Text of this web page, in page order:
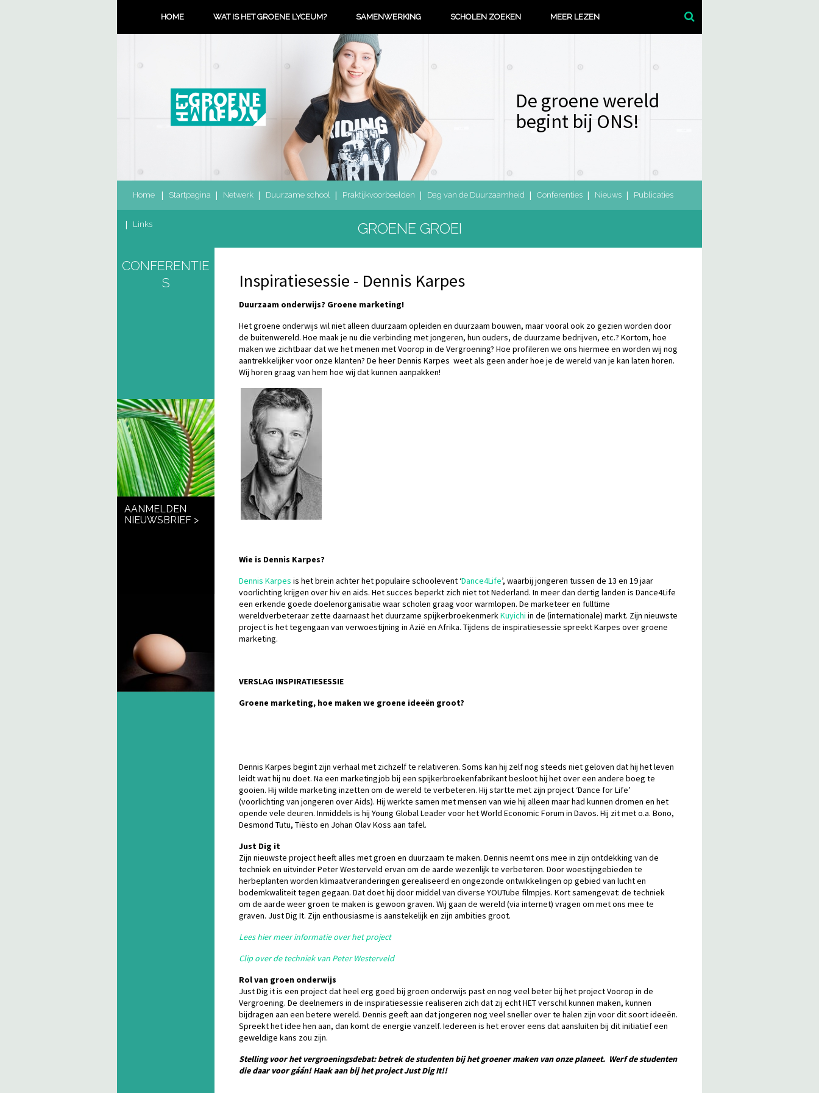
HOME WAT IS HET GROENE LYCEUM? SAMENWERKING SCHOLEN ZOEKEN MEER LEZEN
De groene wereld
begint bij ONS!
Home Startpagina Netwerk Duurzame school Praktijkvoorbeelden Dag van de Duurzaamheid Conferenties Nieuws Publicaties
Links GROENE GROEI
CONFERENTIE
S
AANMELDEN
NIEUWSBRIEF >
Inspiratiesessie - Dennis Karpes
Duurzaam onderwijs? Groene marketing!
Het groene onderwijs wil niet alleen duurzaam opleiden en duurzaam bouwen, maar vooral ook zo gezien worden door
de buitenwereld. Hoe maak je nu die verbinding met jongeren, hun ouders, de duurzame bedrijven, etc.? Kortom, hoe
maken we zichtbaar dat we het menen met Voorop in de Vergroening? Hoe profileren we ons hiermee en worden wij nog
aantrekkelijker voor onze klanten? De heer Dennis Karpes weet als geen ander hoe je de wereld van je kan laten horen.
Wij horen graag van hem hoe wij dat kunnen aanpakken!
Wie is Dennis Karpes?
Dennis Karpes is het brein achter het populaire schoolevent ‘Dance4Life’, waarbij jongeren tussen de 13 en 19 jaar
voorlichting krijgen over hiv en aids. Het succes beperkt zich niet tot Nederland. In meer dan dertig landen is Dance4Life
een erkende goede doelenorganisatie waar scholen graag voor warmlopen. De marketeer en fulltime
wereldverbeteraar zette daarnaast het duurzame spijkerbroekenmerkKuyichi in de (internationale) markt. Zijn nieuwste
project is het tegengaan van verwoestijning in Azië en Afrika. Tijdens de inspiratiesessie spreekt Karpes over groene
marketing.
VERSLAG INSPIRATIESESSIE
Groene marketing, hoe maken we groene ideeën groot?
Dennis Karpes begint zijn verhaal met zichzelf te relativeren. Soms kan hij zelf nog steeds niet geloven dat hij het leven
leidt wat hij nu doet. Na een marketingjob bij een spijkerbroekenfabrikant besloot hij het over een andere boeg te
gooien. Hij wilde marketing inzetten om de wereld te verbeteren. Hij startte met zijn project ‘Dance for Life’
(voorlichting van jongeren over Aids). Hij werkte samen met mensen van wie hij alleen maar had kunnen dromen en het
opende vele deuren. Inmiddels is hij Young Global Leader voor het World Economic Forum in Davos. Hij zit met o.a. Bono,
Desmond Tutu, Tiësto en Johan Olav Koss aan tafel.
Just Dig it
Zijn nieuwste project heeft alles met groen en duurzaam te maken. Dennis neemt ons mee in zijn ontdekking van de
techniek en uitvinder Peter Westerveld ervan om de aarde wezenlijk te verbeteren. Door woestijngebieden te
herbeplanten worden klimaatveranderingen gerealiseerd en ongezonde ontwikkelingen op gebied van lucht en
bodemkwaliteit tegen gegaan. Dat doet hij door middel van diverse YOUTube filmpjes. Kort samengevat: de techniek
om de aarde weer groen te maken is gewoon graven. Wij gaan de wereld (via internet) vragen om met ons mee te
graven. Just Dig It. Zijn enthousiasme is aanstekelijk en zijn ambities groot.
Lees hier meer informatie over het project
Clip over de techniek van Peter Westerveld
Rol van groen onderwijs
Just Dig it is een project dat heel erg goed bij groen onderwijs past en nog veel beter bij het project Voorop in de
Vergroening. De deelnemers in de inspiratiesessie realiseren zich dat zij echt HET verschil kunnen maken, kunnen
bijdragen aan een betere wereld. Dennis geeft aan dat jongeren nog veel sneller over te halen zijn voor dit soort ideeën.
Spreekt het idee hen aan, dan komt de energie vanzelf. Iedereen is het erover eens dat aansluiten bij dit initiatief een
geweldige kans zou zijn.
Stelling voor het vergroeningsdebat: betrek de studenten bij het groener maken van onze planeet. Werf de studenten
die daar voor gáán! Haak aan bij het project Just Dig It!!